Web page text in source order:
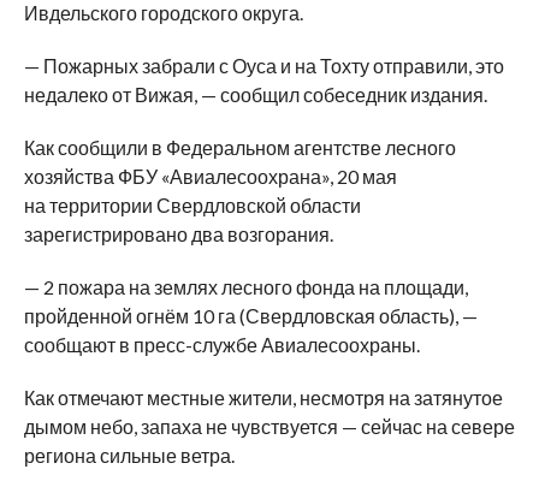
Ивдельского городского округа.
— Пожарных забрали с Оуса и на Тохту отправили, это
недалеко от Вижая, — сообщил собеседник издания.
Как сообщили в Федеральном агентстве лесного
хозяйства ФБУ «Авиалесоохрана», 20 мая
на территории Свердловской области
зарегистрировано два возгорания.
— 2 пожара на землях лесного фонда на площади,
пройденной огнём 10 га (Свердловская область), —
сообщают в пресс-службе Авиалесоохраны.
Как отмечают местные жители, несмотря на затянутое
дымом небо, запаха не чувствуется — сейчас на севере
региона сильные ветра.